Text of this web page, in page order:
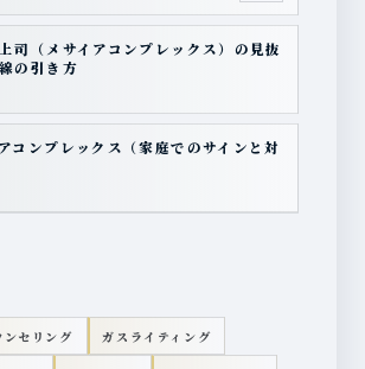
司（メサイアコンプレックス）の見抜
の引き方
コンプレックス（家庭でのサインと対
ンセリング ガスライティング